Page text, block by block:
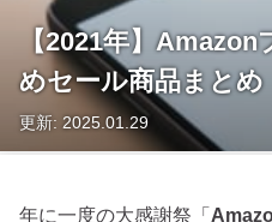
【2021年】
めセール商品まとめ
更新: 2025.01.29
年に一度の大感謝祭「